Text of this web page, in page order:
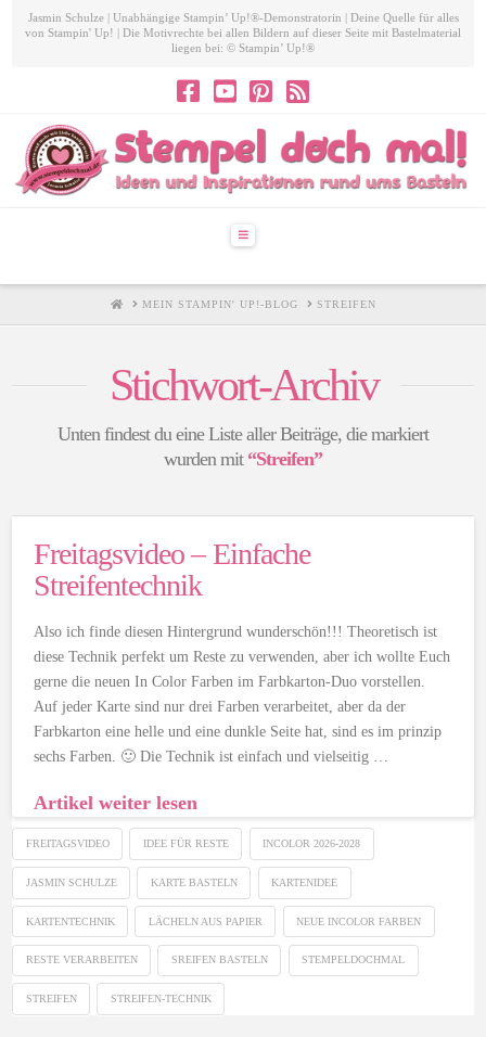
Jasmin Schulze | Unabhängige Stampin’ Up!®-Demonstratorin | Deine Quelle für alles
von Stampin' Up! | Die Motivrechte bei allen Bildern auf dieser Seite mit Bastelmaterial
liegen bei: © Stampin’ Up!®
Navigation
HOMEMEIN STAMPIN' UP!-BLOG STREIFEN
Stichwort-Archiv
Unten findest du eine Liste aller Beiträge, die markiert
wurden mit “Streifen”
Freitagsvideo – Einfache
Streifentechnik
Also ich finde diesen Hintergrund wunderschön!!! Theoretisch ist
diese Technik perfekt um Reste zu verwenden, aber ich wollte Euch
gerne die neuen In Color Farben im Farbkarton-Duo vorstellen.
Auf jeder Karte sind nur drei Farben verarbeitet, aber da der
Farbkarton eine helle und eine dunkle Seite hat, sind es im prinzip
sechs Farben. 🙂 Die Technik ist einfach und vielseitig …
Artikel weiter lesen
FREITAGSVIDEO IDEE FÜR RESTE INCOLOR 2026-2028
JASMIN SCHULZE KARTE BASTELN KARTENIDEE
KARTENTECHNIK LÄCHELN AUS PAPIER NEUE INCOLOR FARBEN
RESTE VERARBEITEN SREIFEN BASTELN STEMPELDOCHMAL
STREIFEN STREIFEN-TECHNIK